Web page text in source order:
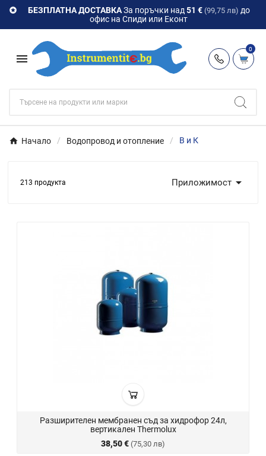
 БЕЗПЛАТНА ДОСТАВКАЗа поръчки над 51 € (99,75 лв) до
офис на Спиди или Еконт

0
Начало Водопровод и отопление В и К
213 продукта Приложимост 
Разширителен мембранен съд за хидрофор 24л,
вертикален Thermolux
38,50 € (75,30 лв)